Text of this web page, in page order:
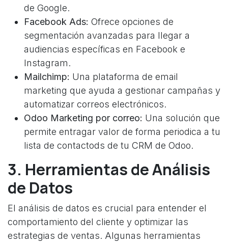
de Google.
Facebook Ads: Ofrece opciones de
segmentación avanzadas para llegar a
audiencias específicas en Facebook e
Instagram.
Mailchimp: Una plataforma de email
marketing que ayuda a gestionar campañas y
automatizar correos electrónicos.
Odoo Marketing por correo: Una solución que
permite entragar valor de forma periodica a tu
lista de contactods de tu CRM de Odoo.
3. Herramientas de Análisis
de Datos
El análisis de datos es crucial para entender el
comportamiento del cliente y optimizar las
estrategias de ventas. Algunas herramientas